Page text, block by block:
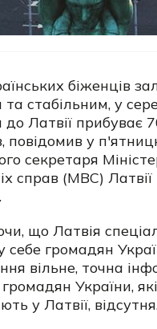
біженців
та стабільним, у
до Латвії прибуває
повідомив у
секретаря
справ (МВС) Латвії
що Латвія
себе громадян
вільне, точна
громадян України, які
у Латвії,